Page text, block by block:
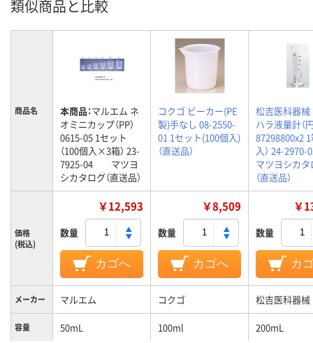
類似商品と比較
商品名 本商品：マルエム ネ
オミニカップ（PP）
0615-05 1セット
（100個入×3箱） 23-
7925-04 マツヨ
シカタログ（直送品）
コクゴ ビーカー(PE
製)手なし 08-2550-
01 1セット(100個入)
（直送品）
松吉医科器械
ハラ液量計（
87298800x2 1
入） 24-
マツヨシカタ
（直送品）
価格
(税込)
￥12,593
数量
カゴへ
￥8,509
数量
カゴへ
￥
数量
カ
メーカー マルエム コクゴ 松吉医科器械
容量 50mL 100ml 200mL